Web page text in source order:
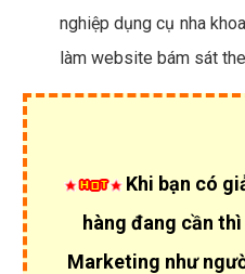
nghiệp dụng cụ nha
làm website bám sát
Khi bạn có
hàng đang cần
Marketing như